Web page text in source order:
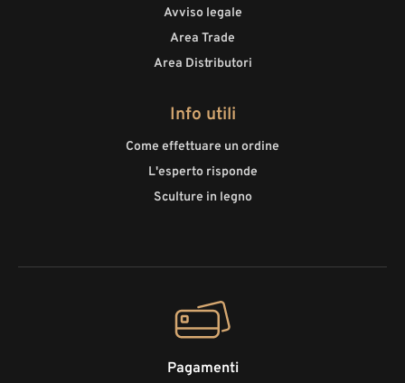
Avviso legale
Area Trade
Area Distributori
Info utili
Come effettuare un ordine
L'esperto risponde
Sculture in legno
Pagamenti